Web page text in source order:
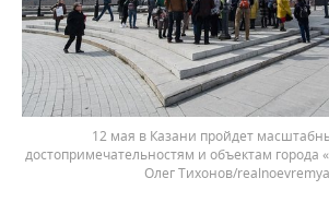
12 мая в Казани пройдет
достопримечательностям и объектам города
Олег Тихонов/